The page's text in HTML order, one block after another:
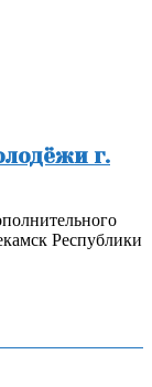
г.
Республики